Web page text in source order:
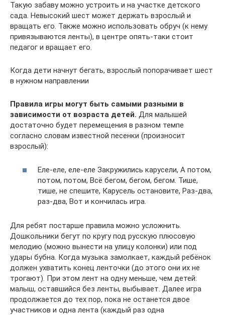
Такую забаву можно устроить и на участке детского
сада. Невысокий шест может держать взрослый и
вращать его. Также можно использовать обруч (к нему
привязываются ленты), в центре опять-таки стоит
педагог и вращает его.
Когда дети начнут бегать, взрослый попорачивает шест
в нужном направлении
Правила игры могут быть самыми разными в
зависимости от возраста детей. Для малышей
достаточно будет перемещения в разном темпе
согласно словам известной песенки (произносит
взрослый):
Еле-еле, еле-еле Закружились карусели, А потом,
потом, потом, Всё бегом, бегом, бегом. Тише,
тише, не спешите, Карусель остановите, Раз-два,
раз-два, Вот и кончилась игра.
Для ребят постарше правила можно усложнить.
Дошкольники бегут по кругу под русскую плюсовую
мелодию (можно вынести на улицу колонки) или под
удары бубна. Когда музыка замолкает, каждый ребёнок
должен ухватить конец ленточки (до этого они их не
трогают). При этом лент на одну меньше, чем детей:
малыш, оставшийся без ленты, выбывает. Далее игра
продолжается до тех пор, пока не останется двое
участников и одна лента (каждый раз одна